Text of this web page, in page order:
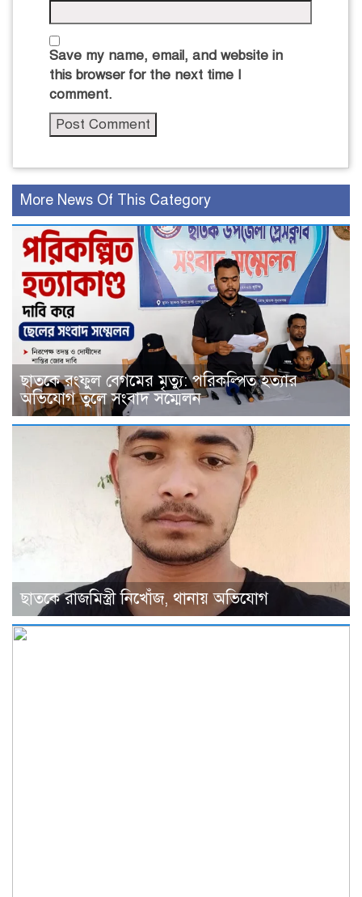
Save my name, email, and website in
this browser for the next time I
comment.
More News Of This Category
ছাতকে রংফুল বেগমের মৃত্যু: পরিকল্পিত হত্যার
অভিযোগ তুলে সংবাদ সম্মেলন
ছাতকে রাজমিস্ত্রী নিখোঁজ, থানায় অভিযোগ